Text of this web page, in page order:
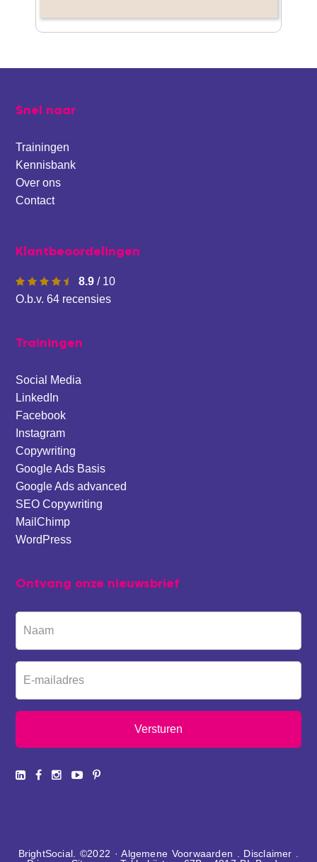
Footer
Snel naar
Trainingen
Kennisbank
Over ons
Contact
Klantbeoordelingen
8.9 / 10
O.b.v.64 recensies
Trainingen
Social Media
LinkedIn
Facebook
Instagram
Copywriting
Google Ads Basis
Google Ads advanced
SEO Copywriting
MailChimp
WordPress
Ontvang onze nieuwsbrief
BrightSocial. ©2022 ·Algemene Voorwaarden Disclaimer